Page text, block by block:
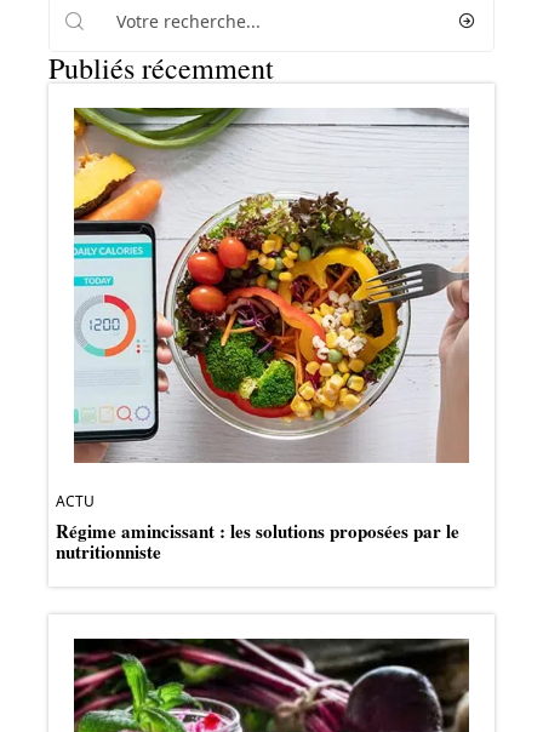
Publiés récemment
ACTU
Régime amincissant : les solutions proposées par le
nutritionniste